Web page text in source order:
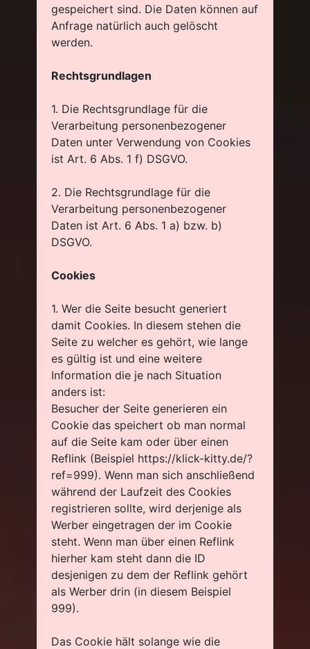
gespeichert sind. Die Daten können auf
Anfrage natürlich auch gelöscht
werden.
Rechtsgrundlagen
1. Die Rechtsgrundlage für die
Verarbeitung personenbezogener
Daten unter Verwendung von Cookies
ist Art. 6 Abs. 1 f) DSGVO.
2. Die Rechtsgrundlage für die
Verarbeitung personenbezogener
Daten ist Art. 6 Abs. 1 a) bzw. b)
DSGVO.
Cookies
1. Wer die Seite besucht generiert
damit Cookies. In diesem stehen die
Seite zu welcher es gehört, wie lange
es gültig ist und eine weitere
Information die je nach Situation
anders ist:
Besucher der Seite generieren ein
Cookie das speichert ob man normal
auf die Seite kam oder über einen
Reflink (Beispiel https://klick-kitty.de/?
ref=999). Wenn man sich anschließend
während der Laufzeit des Cookies
registrieren sollte, wird derjenige als
Werber eingetragen der im Cookie
steht. Wenn man über einen Reflink
hierher kam steht dann die ID
desjenigen zu dem der Reflink gehört
als Werber drin (in diesem Beispiel
999).
Das Cookie hält solange wie die